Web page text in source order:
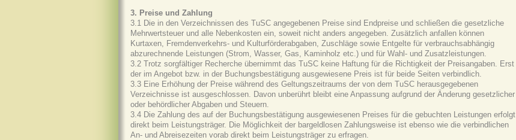
3. Preise und Zahlung
3.1 Die in den Verzeichnissen des TuSC angegebenen Preise sind Endpreise und schließen die gesetzliche
Mehrwertsteuer und alle Nebenkosten ein, soweit nicht anders angegeben. Zusätzlich anfallen können
Kurtaxen, Fremdenverkehrs- und Kulturförderabgaben, Zuschläge sowie Entgelte für verbrauchsabhängig
abzurechnende Leistungen (Strom, Wasser, Gas, Kaminholz etc.) und für Wahl- und Zusatzleistungen.
3.2 Trotz sorgfältiger Recherche übernimmt das TuSC keine Haftung für die Richtigkeit der Preisangaben. Erst
der im Angebot bzw. in der Buchungsbestätigung ausgewiesene Preis ist für beide Seiten verbindlich.
3.3 Eine Erhöhung der Preise während des Geltungszeitraums der von dem TuSC herausgegebenen
Verzeichnisse ist ausgeschlossen. Davon unberührt bleibt eine Anpassung aufgrund der Änderung gesetzlicher
oder behördlicher Abgaben und Steuern.
3.4 Die Zahlung des auf der Buchungsbestätigung ausgewiesenen Preises für die gebuchten Leistungen erfolgt
direkt beim Leistungsträger. Die Möglichkeit der bargeldlosen Zahlungsweise ist ebenso wie die verbindlichen
An- und Abreisezeiten vorab direkt beim Leistungsträger zu erfragen.